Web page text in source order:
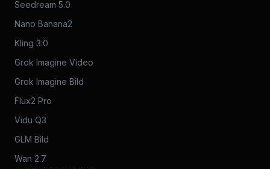
Seedream 5.0
Nano Banana2
Kling 3.0
Grok Imagine Video
Grok Imagine Bild
Flux2 Pro
Vidu Q3
GLM Bild
Wan 2.7